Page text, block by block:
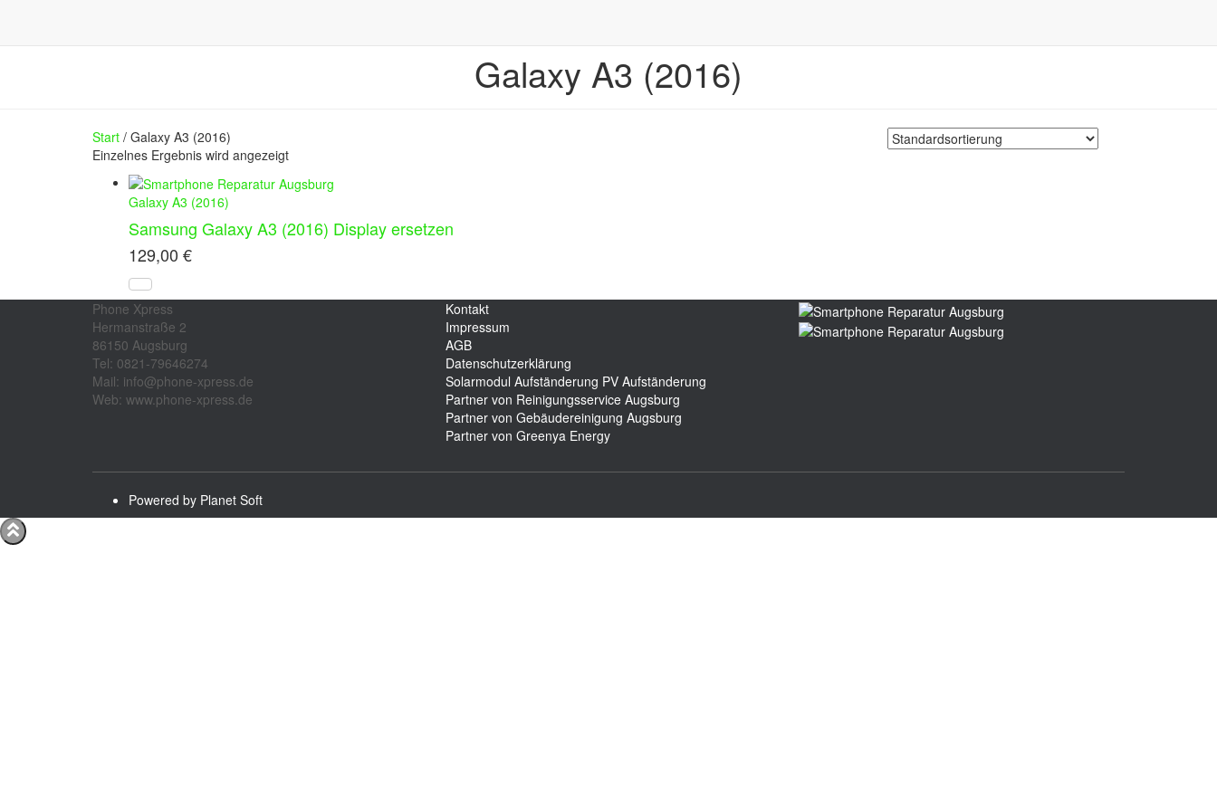
Galaxy A3 (2016)
Start / Galaxy A3 (2016)
Einzelnes Ergebnis wird angezeigt
Galaxy A3 (2016)
Samsung Galaxy A3 (2016) Display ersetzen
129,00 €
Phone Xpress
Hermanstraße 2
86150 Augsburg
Tel: 0821-79646274
Mail: info@phone-xpress.de
Web: www.phone-xpress.de
Kontakt
Impressum
AGB
Datenschutzerklärung
Solarmodul Aufständerung PV Aufständerung
Partner von Reinigungsservice Augsburg
Partner von Gebäudereinigung Augsburg
Partner von Greenya Energy
Powered by Planet Soft